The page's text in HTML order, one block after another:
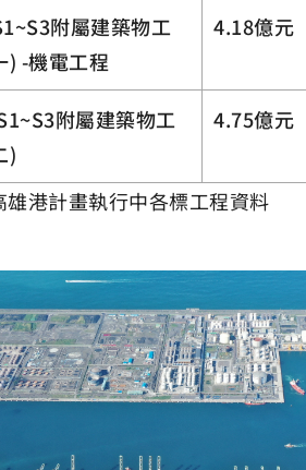
附屬建築物工
) -機電工程
4.18億元
附屬建築物工
)
4.75億元
雄港計畫執行中各標工程資料